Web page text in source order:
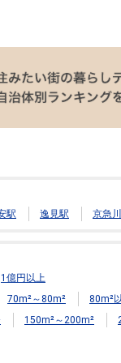
駅 逸見駅 京急
1億円以上
70m²～80m²
80m²
150m²～200m²